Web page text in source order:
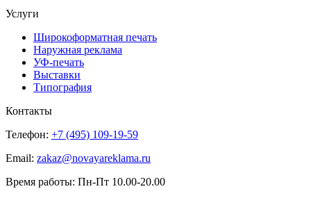
Услуги
Широкоформатная печать
Наружная реклама
УФ-печать
Выставки
Типография
Контакты
Телефон: +7 (495) 109-19-59
Email: zakaz@novayareklama.ru
Время работы: Пн-Пт 10.00-20.00